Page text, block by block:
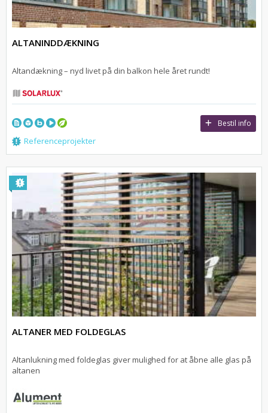
ALTANINDDÆKNING
Altandækning – nyd livet på din balkon hele året rundt!
Bestil info
Referenceprojekter
ALTANER MED FOLDEGLAS
Altanlukning med foldeglas giver mulighed for at åbne alle glas på
altanen